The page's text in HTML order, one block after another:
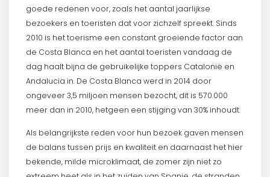
goede redenen voor, zoals het aantal jaarlijkse
bezoekers en toeristen dat voor zichzelf spreekt. Sinds
2010 is het toerisme een constant groeiende factor aan
de Costa Blanca en het aantal toeristen vandaag de
dag haalt bijna de gebruikelijke toppers Catalonië en
Andalucia in. De Costa Blanca werd in 2014 door
ongeveer 3,5 miljoen mensen bezocht, dit is 570.000
meer dan in 2010, hetgeen een stijging van 30% inhoudt.
Als belangrijkste reden voor hun bezoek gaven mensen
de balans tussen prijs en kwaliteit en daarnaast het hier
bekende, milde microklimaat, de zomer zijn niet zo